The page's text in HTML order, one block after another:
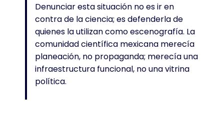
Denunciar esta situación no es ir en
contra de la ciencia; es defenderla de
quienes la utilizan como escenografía. La
comunidad científica mexicana merecía
planeación, no propaganda; merecía una
infraestructura funcional, no una vitrina
política.